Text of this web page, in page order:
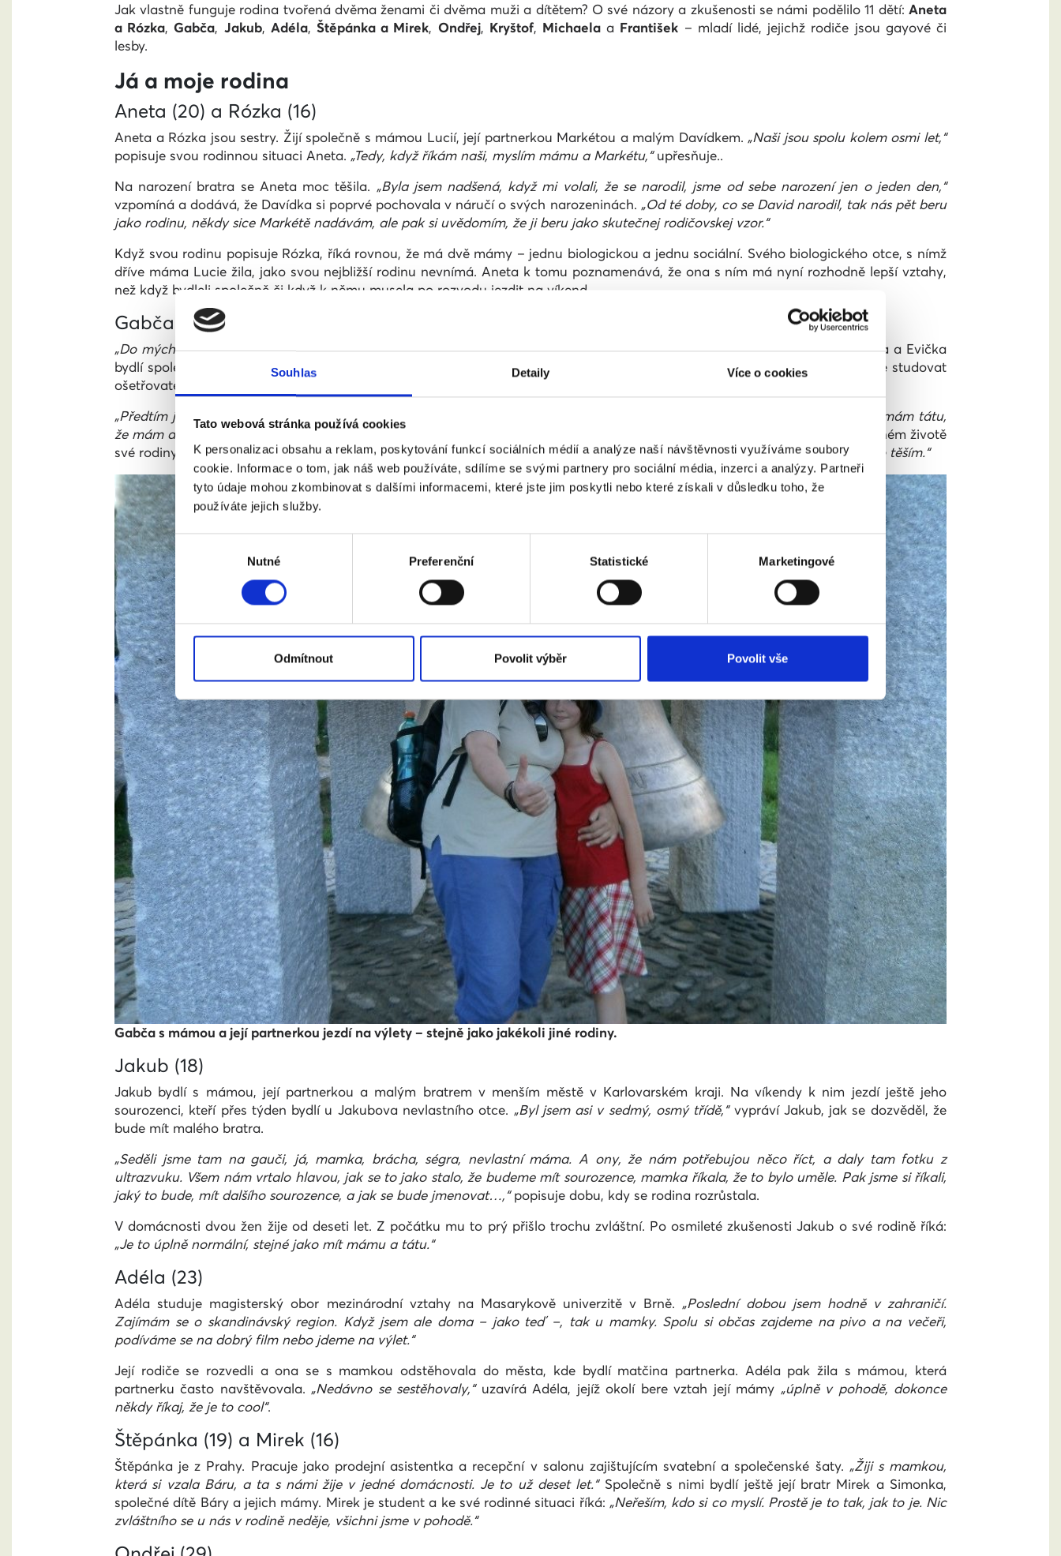
Souhlas Detaily Více o cookies
Tato webová stránka používá cookies
K personalizaci obsahu a reklam, poskytování funkcí sociálních médií a analýze naší návštěvnosti využíváme soubory
cookie. Informace o tom, jak náš web používáte, sdílíme se svými partnery pro sociální média, inzerci a analýzy. Partneři
tyto údaje mohou zkombinovat s dalšími informacemi, které jste jim poskytli nebo které získali v důsledku toho, že
používáte jejich služby.
souhlasu
Nutné Preferenční Statistické Marketingové
Odmítnout Povolit výběr Povolit vše
Jak vlastně funguje rodina tvořená dvěma ženami či dvěma muži a dítětem? O své názory a zkušenosti se námi podělilo 11 dětí: Aneta
a Rózka,Gabča, Jakub, Adéla,Štěpánka a Mirek, Ondřej, Kryštof, Michaela a František – mladí lidé, jejichž rodiče jsou gayové či
lesby.
Já a moje rodina
Aneta (20) a Rózka (16)
Aneta a Rózka jsou sestry. Žijí společně s mámou Lucií, její partnerkou Markétou a malým Davídkem. „Naši jsou spolu kolem osmi let,“
popisuje svou rodinnou situaci Aneta. „Tedy, když říkám naši, myslím mámu a Markétu,“upřesňuje..
Na narození bratra se Aneta moc těšila. „Byla jsem nadšená, když mi volali, že se narodil, jsme od sebe narození jen o jeden den,“
vzpomíná a dodává, že Davídka si poprvé pochovala v náručí o svých narozeninách. „Od té doby, co se David narodil, tak nás pět beru
jako rodinu, někdy sice Markétě nadávám, ale pak si uvědomím, že ji beru jako skutečnej rodičovskej vzor.“
Když svou rodinu popisuje Rózka, říká rovnou, že má dvě mámy – jednu biologickou a jednu sociální. Svého biologického otce, s nímž
dříve máma Lucie žila, jako svou nejbližší rodinu nevnímá. Aneta k tomu poznamenává, že ona s ním má nyní rozhodně lepší vztahy,
než když bydleli společně či když k němu musela po rozvodu jezdit na víkend.
Gabča (16)
„Do mých osmi let jsme byly s mámou samy. Pak si máma dala inzerát na seznamku, kde potkala Evičku.“Gabča, její máma a Evička
bydlí společně už několik let v Praze. Gabča má čerstvě po přijímacích zkouškách na střední školy. Rozhoduje se, zda půjde studovat
ošetřovatelství zvířat, či obor zubní technička.
„Předtím jsme se hodně stěhovaly,“
vypráví o svém dětství.
„Když se mě paní učitelky ptaly, co rodina, tak jsem řekla, že nemám tátu,
že mám dvě mamky. Učitelka byla většinou překvapená, ale pak, když se mamkami seznámily, tak byla v pohodě.“
O současném životě
své rodiny Gabča říká:„Moc bych chtěla, aby se mamka s Evičkou vzaly. Od tý doby, co vím, že jsou zasnoubený, tak se na to těším.“
Gabča s mámou a její partnerkou jezdí na výlety – stejně jako jakékoli jiné rodiny.
Jakub (18)
Jakub bydlí s mámou, její partnerkou a malým bratrem v menším městě v Karlovarském kraji. Na víkendy k nim jezdí ještě jeho
sourozenci, kteří přes týden bydlí u Jakubova nevlastního otce. „Byl jsem asi v sedmý, osmý třídě,“vypráví Jakub, jak se dozvěděl, že
bude mít malého bratra.
„Seděli jsme tam na gauči, já, mamka, brácha, ségra, nevlastní máma. A ony, že nám potřebujou něco říct, a daly tam fotku z
ultrazvuku. Všem nám vrtalo hlavou, jak se to jako stalo, že budeme mít sourozence, mamka říkala, že to bylo uměle. Pak jsme si říkali,
jaký to bude, mít dalšího sourozence, a jak se bude jmenovat…,“popisuje dobu, kdy se rodina rozrůstala.
V domácnosti dvou žen žije od deseti let. Z počátku mu to prý přišlo trochu zvláštní. Po osmileté zkušenosti Jakub o své rodině říká:
„Je to úplně normální, stejné jako mít mámu a tátu.“
Adéla (23)
Adéla studuje magisterský obor mezinárodní vztahy na Masarykově univerzitě v Brně. „Poslední dobou jsem hodně v zahraničí.
Zajímám se o skandinávský region. Když jsem ale doma – jako teď –, tak u mamky. Spolu si občas zajdeme na pivo a na večeři,
podíváme se na dobrý film nebo jdeme na výlet.“
Její rodiče se rozvedli a ona se s mamkou odstěhovala do města, kde bydlí matčina partnerka. Adéla pak žila s mámou, která
partnerku často navštěvovala. „Nedávno se sestěhovaly,“uzavírá Adéla, jejíž okolí bere vztah její mámy „úplně v pohodě, dokonce
někdy říkaj, že je to cool“.
Štěpánka (19) a Mirek (16)
Štěpánka je z Prahy. Pracuje jako prodejní asistentka a recepční v salonu zajištujícím svatební a společenské šaty. „Žiji s mamkou,
která si vzala Báru, a ta s námi žije v jedné domácnosti. Je to už deset let.“Společně s nimi bydlí ještě její bratr Mirek a Simonka,
společné dítě Báry a jejich mámy. Mirek je student a ke své rodinné situaci říká: „Neřeším, kdo si co myslí. Prostě je to tak, jak to je. Nic
zvláštního se u nás v rodině neděje, všichni jsme v pohodě.“